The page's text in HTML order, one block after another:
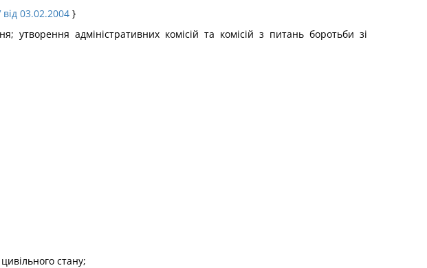
03.02.2004 }
утворення адміністративних комісій та комісій з питань боротьби зі
стану;